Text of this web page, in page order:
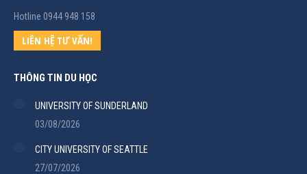
Hotline 0944 948 158
LIÊN HỆ TƯ VẤN!
THÔNG TIN DU HỌC
UNIVERSITY OF SUNDERLAND
03/08/2026
CITY UNIVERSITY OF SEATTLE
27/07/2026